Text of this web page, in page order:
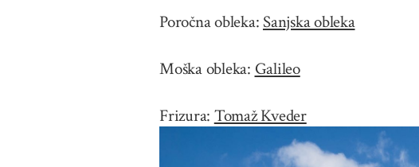
Poročna obleka: Sanjska obleka
Moška obleka: Galileo
Frizura: Tomaž Kveder